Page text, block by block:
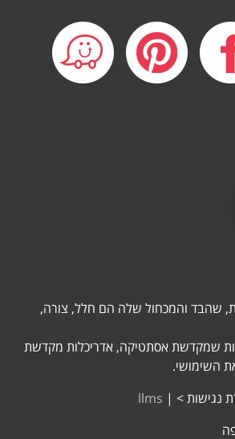
שהבד והמכחול שלה הם חלל, צורה,
שמקדשת אסתטיקה, אדריכלות מקדשת
השימושי.
נגישות > |
llms